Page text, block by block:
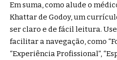
Em suma, como alude o
Khattar de Godoy, um
ser claro e de fácil leitura.
facilitar a navegação, como
“Experiência Profissional”,